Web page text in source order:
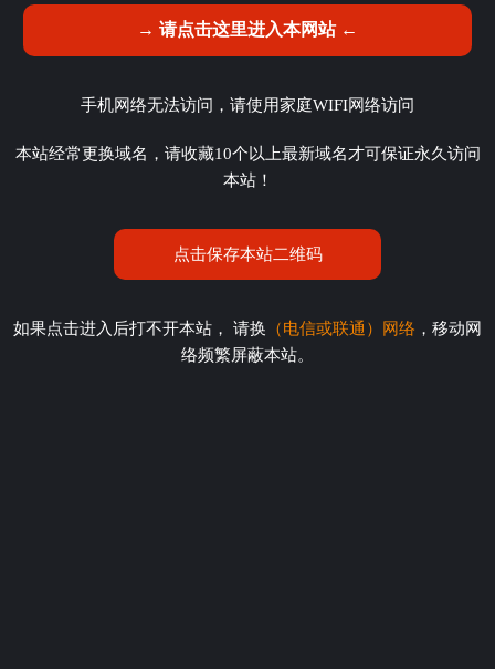
→ 请点击这里进入本网站 ←
手机网络无法访问，请使用家庭WIFI网络访问
本站经常更换域名，请收藏10个以上最新域名才可保证永久访问
本站！
点击保存本站二维码
如果点击进入后打不开本站， 请换 （电信或联通）网络 ，移动网
络频繁屏蔽本站。